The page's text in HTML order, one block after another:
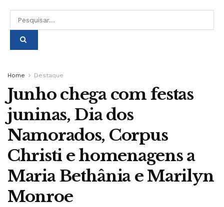
Home Destaque
Junho chega com festas
juninas, Dia dos
Namorados, Corpus
Christi e homenagens a
Maria Bethânia e Marilyn
Monroe